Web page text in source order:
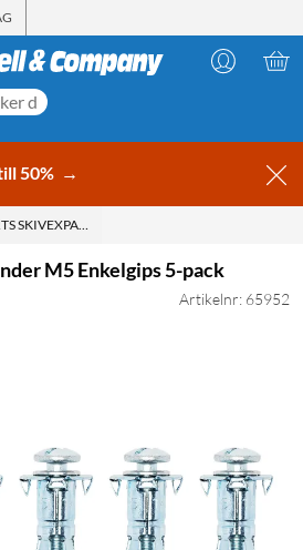
50% →
SKIVEXPANDER M5 ENKELGIPS 5-PACK
M5 Enkelgips 5-pack
Artikelnr: 65952